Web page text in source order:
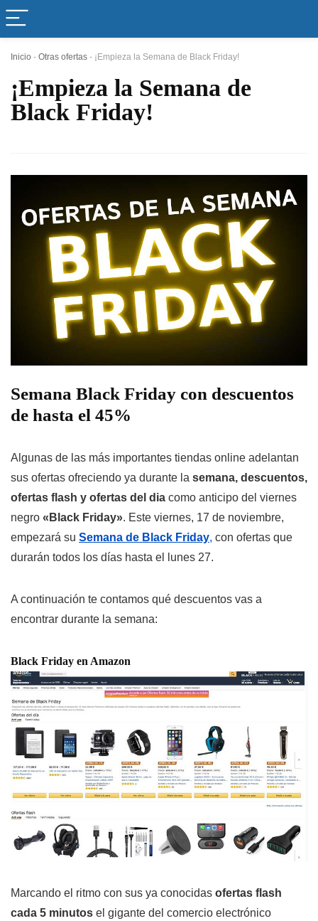
Inicio - Otras ofertas - ¡Empieza la Semana de Black Friday!
¡Empieza la Semana de
Black Friday!
Semana Black Friday con descuentos
de hasta el 45%
Algunas de las más importantes tiendas online adelantan
sus ofertas ofreciendo ya durante la semana, descuentos,
ofertas flash y ofertas del dia como anticipo del viernes
negro «Black Friday». Este viernes, 17 de noviembre,
empezará su Semana de Black Friday, con ofertas que
durarán todos los días hasta el lunes 27.
A continuación te contamos qué descuentos vas a
encontrar durante la semana:
Black Friday en Amazon
Marcando el ritmo con sus ya conocidas ofertas flash
cada 5 minutos el gigante del comercio electrónico